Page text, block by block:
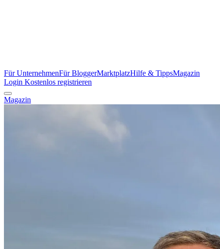
Für UnternehmenFür BloggerMarktplatzHilfe & TippsMagazin
Login Kostenlos registrieren
Magazin